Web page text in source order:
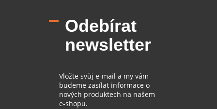
Odebírat
newsletter
Vložte svůj e-mail a my vám
budeme zasílat informace o
nových produktech na našem
e-shopu.